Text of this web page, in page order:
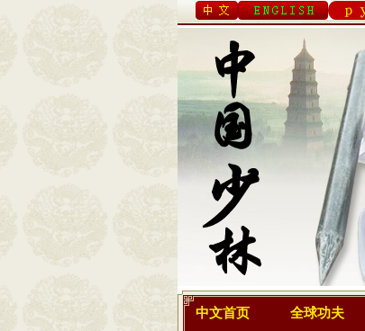
中文首页 全球功夫